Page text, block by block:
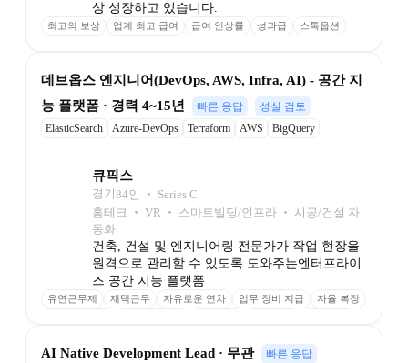
상 성장하고 있습니다.
최고의 보상 업계 최고 급여 급여 인상률 성과급
스톡옵션
데브옵스 엔지니어(DevOps, AWS, Infra, AI) - 공간 지
능 플랫폼 · 경력 4~15년
빠른 응답
성실 검토
ElasticSearch
Azure-DevOps Terraform AWS
BigQuery
큐픽스
경기 84인 ‧ Series C
홈테크 ‧ VR ‧ 스마트빌딩/인프라 ‧ 시공/건설 자
동화
건축, 건설 및 엔지니어링 전문가가 작업 현장을
원격으로 관리할 수 있도록 도와주는엔터프라이
즈 공간 지능 플랫폼
유연근무제 재택근무 자유로운 연차 업무 장비 지급
자율 복장
인재 추천 포상
생일 상품권
AI Native Development Lead · 무관
빠른 응답